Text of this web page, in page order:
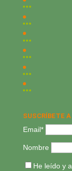
SUSCRÍBETE
Email*
Nombre
He leído y